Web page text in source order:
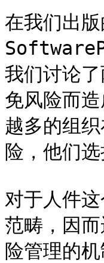
在我们出
我们讨论
免风险而
越多的组
险，他们
对于人件
范畴，因
险管理的